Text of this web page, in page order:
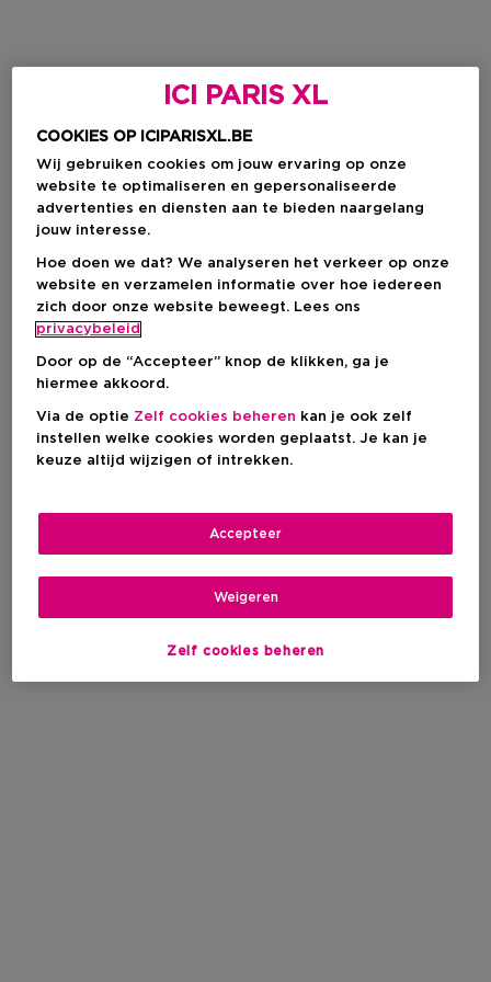
ICI PARIS XL
COOKIES OP ICIPARISXL.BE
Wij gebruiken cookies om jouw ervaring op onze
website te optimaliseren en gepersonaliseerde
advertenties en diensten aan te bieden naargelang
jouw interesse.
Hoe doen we dat? We analyseren het verkeer op onze
website en verzamelen informatie over hoe iedereen
zich door onze website beweegt. Lees ons
privacybeleid
Door op de “Accepteer” knop de klikken, ga je
hiermee akkoord.
Via de optie Zelf cookies beheren kan je ook zelf
instellen welke cookies worden geplaatst. Je kan je
keuze altijd wijzigen of intrekken.
Zelf cookies beheren
Weigeren
Accepteer